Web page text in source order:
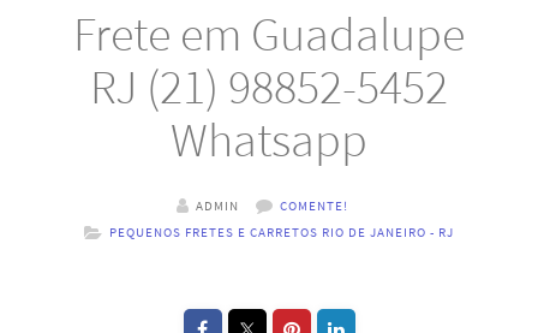
Frete em Guadalupe
RJ (21) 98852-5452
Whatsapp
ADMIN
COMENTE!
PEQUENOS FRETES E CARRETOS RIO DE JANEIRO - RJ